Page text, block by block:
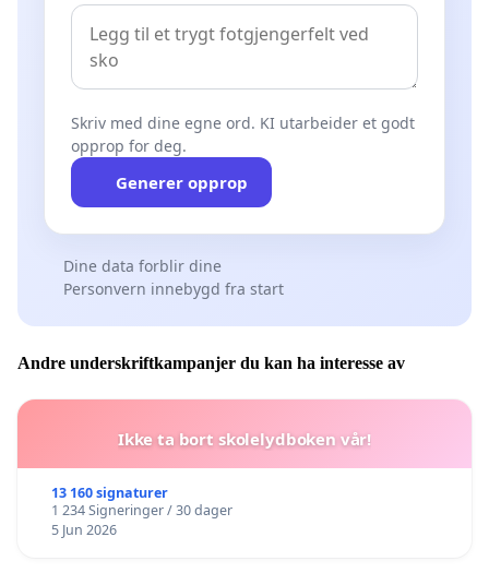
Skriv med dine egne ord. KI utarbeider et godt
opprop for deg.
Generer opprop
Dine data forblir dine
Personvern innebygd fra start
Andre underskriftkampanjer du kan ha interesse av
Ikke ta bort skolelydboken vår!
13 160 signaturer
1 234 Signeringer / 30 dager
5 Jun 2026